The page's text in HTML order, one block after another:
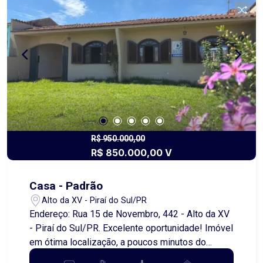
atendimento individualizado. O imóvel possui
banheiros feminino e masculino, oferecendo
comodidade para funcionários e clientes.
Importante destacar que, embora o imóvel esteja
em uma rua comercial, ele não possui fachada
voltada diretamente para a via ? característica
que garante mais privacidade e discrição para
determinados tipos de negócio. Não perca a
chance de instalar sua empresa em um espaço
amplo e bem localizado. Entre em contato para
mais informações e agendamento de visita!
R$ 950.000,00
R$ 850.000,00 V
Casa - Padrão
Alto da XV - Piraí do Sul/PR
Endereço: Rua 15 de Novembro, 442 - Alto da XV
- Piraí do Sul/PR. Excelente oportunidade! Imóvel
em ótima localização, a poucos minutos do
centro da cidade, com fácil acesso a comércios,